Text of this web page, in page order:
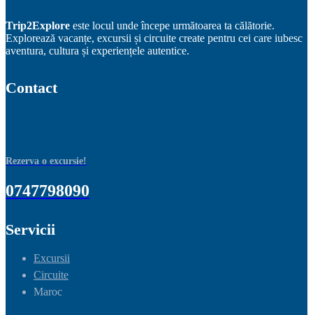
Trip2Explore este locul unde începe următoarea ta călătorie.
Explorează vacanțe, excursii și circuite create pentru cei care iubesc
aventura, cultura și experiențele autentice.
Contact
Rezerva o excursie!
0747798090
Servicii
Excursii
Circuite
Maroc